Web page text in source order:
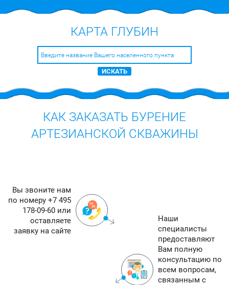
КАРТА ГЛУБИН
КАК ЗАКАЗАТЬ БУРЕНИЕ
АРТЕЗИАНСКОЙ СКВАЖИНЫ
Вы звоните нам
по номеру +7 495
178-09-60 или
оставляете
заявку на сайте
Наши
специалисты
предоставляют
Вам полную
консультацию по
всем вопросам,
связанным с